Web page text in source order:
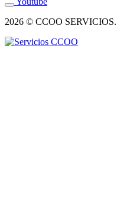
2026 © CCOO SERVICIOS.